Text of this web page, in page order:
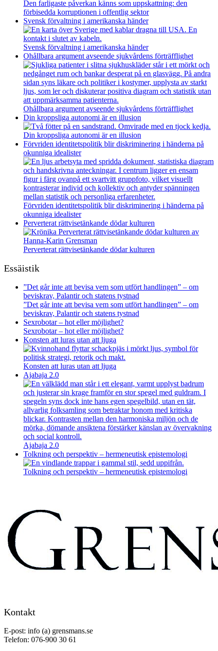
Den farligaste påverkan känns som uppskattning: den
förbisedda korruptionen i offentlig sektor
Svensk förvaltning i amerikanska händer
Svensk förvaltning i amerikanska händer
Ohållbara argument avseende sjukvårdens förträfflighet
Ohållbara argument avseende sjukvårdens förträfflighet
Din kroppsliga autonomi är en illusion
Din kroppsliga autonomi är en illusion
Förvriden identitetspolitik blir diskriminering i händerna på
okunniga idealister
Förvriden identitetspolitik blir diskriminering i händerna på
okunniga idealister
Perverterat rättvisetänkande dödar kulturen
Perverterat rättvisetänkande dödar kulturen
Essäistik
”Det går inte att bevisa vem som utfört handlingen” – om
beviskrav, Palantir och statens tystnad
”Det går inte att bevisa vem som utfört handlingen” – om
beviskrav, Palantir och statens tystnad
Sexrobotar – hot eller möjlighet?
Sexrobotar – hot eller möjlighet?
Konsten att luras utan att ljuga
Konsten att luras utan att ljuga
Ajabaja 2.0
Ajabaja 2.0
Tolkning och perspektiv – hermeneutisk epistemologi
Tolkning och perspektiv – hermeneutisk epistemologi
Kontakt
E-post: info (a) grensmans.se
Telefon: 076-900 30 61